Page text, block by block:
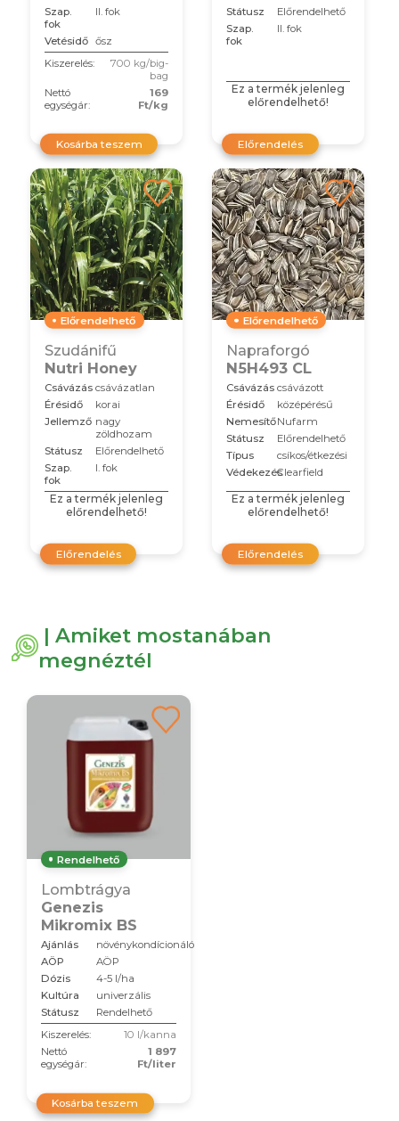
Szap.
fok
II. fok
Vetésidő ősz
Kiszerelés:
700 kg/big-
bag
Nettó
egységár:
169
Ft/kg
Kosárba teszem
Státusz
Előrendelhető
Szap.
fok
II. fok
Ez a termék jelenleg
előrendelhető!
Előrendelés
Előrendelhető
Szudánifű
Nutri Honey
Csávázás csávázatlan
Érésidő
korai
Jellemző nagy
zöldhozam
Státusz
Előrendelhető
Szap.
fok
I. fok
Ez a termék jelenleg
előrendelhető!
Előrendelés
Előrendelhető
Napraforgó
N5H493 CL
Csávázás csávázott
Érésidő
középérésű
NemesítőNufarm
Státusz
Előrendelhető
Típus
csíkos/étkezési
VédekezésClearfield
Ez a termék jelenleg
előrendelhető!
Előrendelés
| Amiket mostanában
megnéztél
Rendelhető
Lombtrágya
Genezis
Mikromix BS
Ajánlás
növénykondícionáló
AÖP
AÖP
Dózis
4-5 l/ha
Kultúra
univerzális
Státusz
Rendelhető
Kiszerelés:
10 l/kanna
Nettó
egységár:
1 897
Ft/liter
Kosárba teszem